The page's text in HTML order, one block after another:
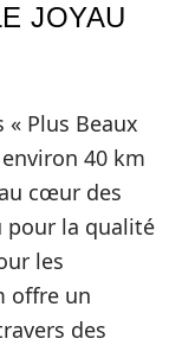
JOYAU
Plus Beaux
40 km
cœur des
pour la qualité
les
offre un
des